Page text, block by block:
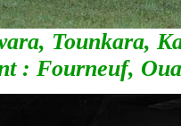
Tounkara,
: Fourneuf,